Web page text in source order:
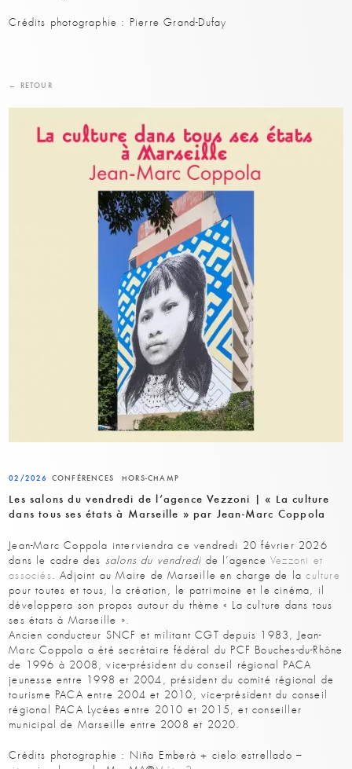
Crédits photographie : Pierre Grand-Dufay
← RETOUR
02/2026 CONFÉRENCES HORS-CHAMP
Les salons du vendredi de l’agence Vezzoni | « La culture
dans tous ses états à Marseille » par Jean-Marc Coppola
Jean-Marc Coppola interviendra ce vendredi 20 février 2026
dans le cadre des salons du vendredi de l’agenceVezzoni et
associés. Adjoint au Maire de Marseille en charge de laculture
pour toutes et tous, la création, le patrimoine et le cinéma, il
développera son propos autour du thème « La culture dans tous
ses états à Marseille ».
Ancien conducteur SNCF et militant CGT depuis 1983, Jean-
Marc Coppola a été secrétaire fédéral du PCF Bouches-du-Rhône
de 1996 à 2008, vice-président du conseil régional PACA
jeunesse entre 1998 et 2004, président du comité régional de
tourisme PACA entre 2004 et 2010, vice-président du conseil
régional PACA Lycées entre 2010 et 2015, et conseiller
municipal de Marseille entre 2008 et 2020.
Crédits photographie : Niña Emberà + cielo estrellado –